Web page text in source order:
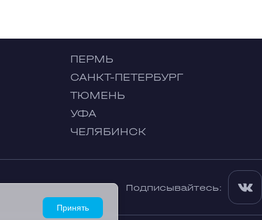
ПЕРМЬ
САНКТ-ПЕТЕРБУРГ
ТЮМЕНЬ
УФА
ЧЕЛЯБИНСК
Подписывайтесь:
Принять